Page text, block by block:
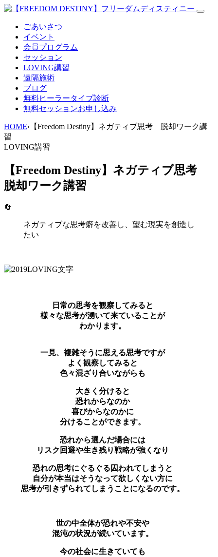
ごあいさつ
イベント
会員プログラム
セッション
LOVING講習
遠隔施術
ブログ
無料ヒーラータイプ診断
無料セッションお申し込み
HOME› 【Freedom Destiny】ネガティブ思考 脱却ワーク講
習
LOVING講習
【Freedom Destiny】ネガティブ思考
脱却ワーク講習
🔄
ネガティブな思考癖を改善し、望む現実を創造し
たい
日常の思考を観察してみると
様々な思考が湧いて来ていることが
わかります。
一見、複雑そうに思える思考ですが
よく観察してみると
色々混ざり合いながらも
大きく分けると
恐れからなのか
喜びからなのかに
分けることができます。
恐れから選んだ場合には
リスク回避や生き残り戦略が強くなり
恐れの思考にぐるぐる囚われてしまうと
自分が本当はそうなって欲しくない方に
思考が引きずられてしまうことになるのです。
世の中全体が恐れや不安や
混沌の状況が続いています。
今の社会に生きていても